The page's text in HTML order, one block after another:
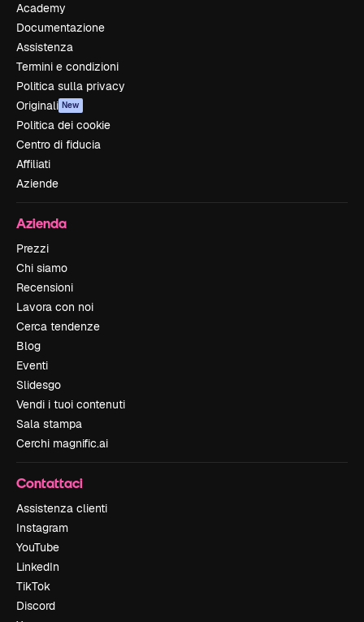
Academy
Documentazione
Assistenza
Termini e condizioni
Politica sulla privacy
Originali New
Politica dei cookie
Centro di fiducia
Affiliati
Aziende
Azienda
Prezzi
Chi siamo
Recensioni
Lavora con noi
Cerca tendenze
Blog
Eventi
Slidesgo
Vendi i tuoi contenuti
Sala stampa
Cerchi magnific.ai
Contattaci
Assistenza clienti
Instagram
YouTube
LinkedIn
TikTok
Discord